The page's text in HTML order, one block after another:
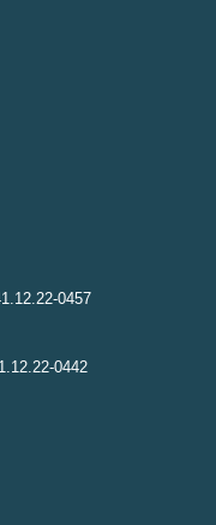
0457
0442